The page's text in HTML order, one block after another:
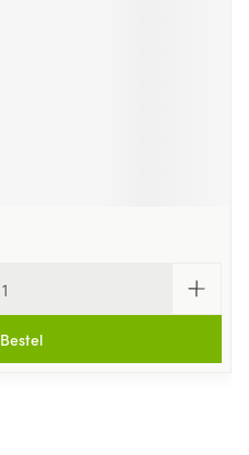
Bestel